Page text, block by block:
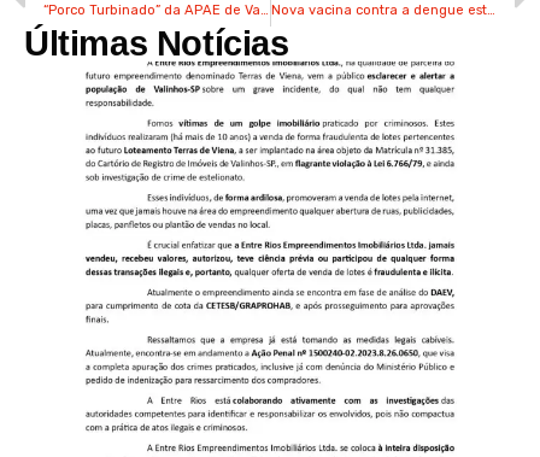
Nova vacina contra a dengue está disponível no Brasil
Últimas Notícias